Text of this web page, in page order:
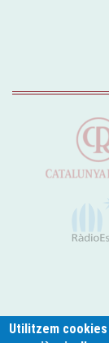
Utilitzem